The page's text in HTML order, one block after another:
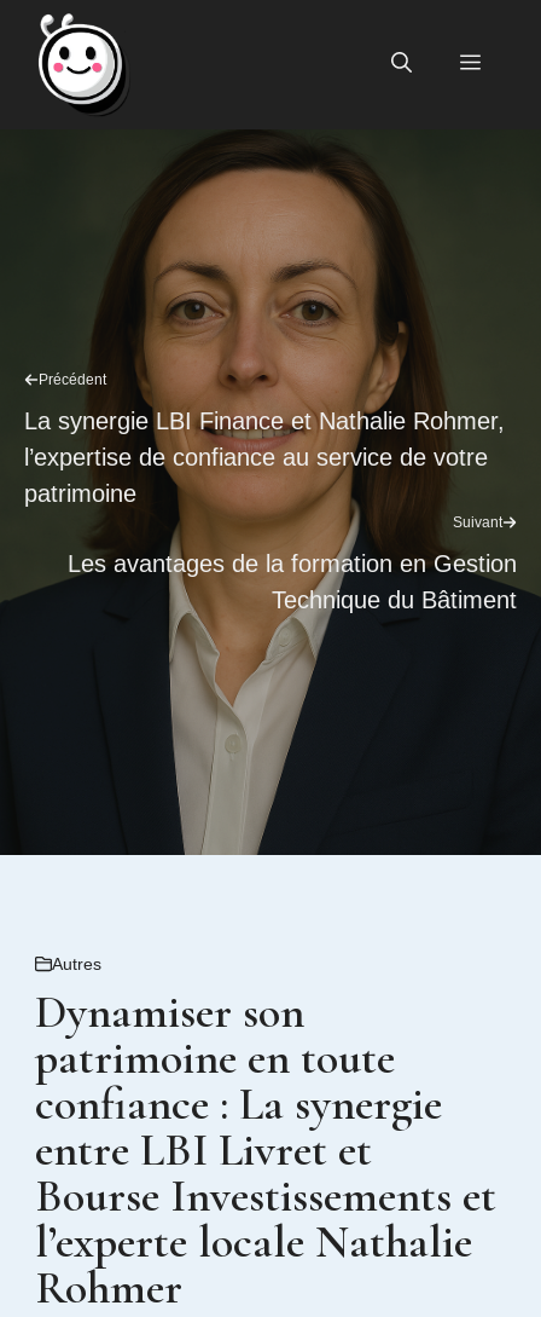
contenu
Menu
Précédent
La synergie LBI Finance et Nathalie Rohmer,
l’expertise de confiance au service de votre
patrimoine
Suivant
Les avantages de la formation en Gestion
Technique du Bâtiment
Autres
Dynamiser son
patrimoine en toute
confiance : La synergie
entre LBI Livret et
Bourse Investissements et
l’experte locale Nathalie
Rohmer